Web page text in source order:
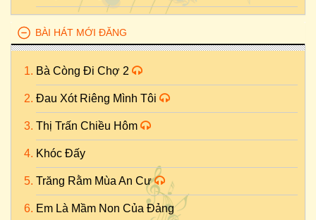
BÀI HÁT MỚI ĐĂNG
Bà Còng Đi Chợ 2
Đau Xót Riêng Mình Tôi
Thị Trấn Chiều Hôm
Khóc Đấy
Trăng Rằm Mùa An Cư
Em Là Mầm Non Của Đảng